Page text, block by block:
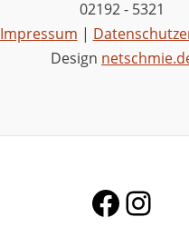
02192 - 5321
Impressum |
Design